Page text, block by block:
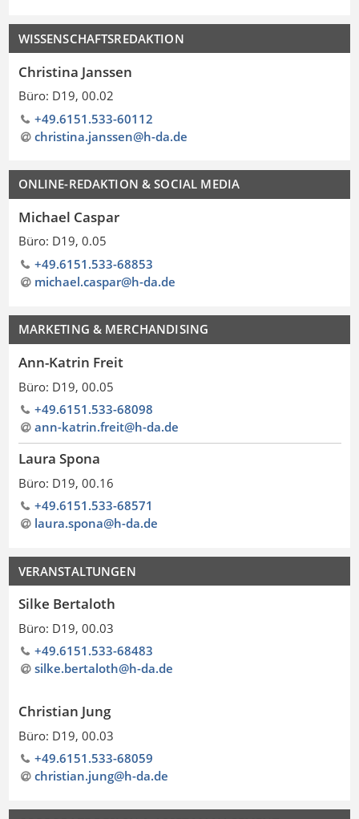
WISSENSCHAFTSREDAKTION
Christina Janssen
Büro: D19, 00.02
+49.6151.533-60112
christina.janssen@h-da.de
ONLINE-REDAKTION & SOCIAL MEDIA
Michael Caspar
Büro: D19, 0.05
+49.6151.533-68853
michael.caspar@h-da.de
MARKETING & MERCHANDISING
Ann-Katrin Freit
Büro: D19, 00.05
+49.6151.533-68098
ann-katrin.freit@h-da.de
Laura Spona
Büro: D19, 00.16
+49.6151.533-68571
laura.spona@h-da.de
VERANSTALTUNGEN
Silke Bertaloth
Büro: D19, 00.03
+49.6151.533-68483
silke.bertaloth@h-da.de
Christian Jung
Büro: D19, 00.03
+49.6151.533-68059
christian.jung@h-da.de